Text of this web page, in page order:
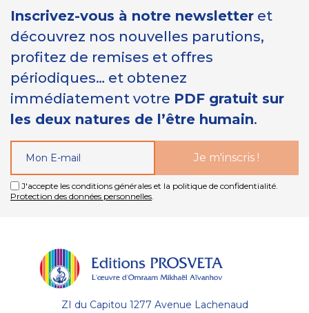
Inscrivez-vous à notre newsletter et
découvrez nos nouvelles parutions,
profitez de remises et offres
périodiques… et obtenez
immédiatement votre PDF gratuit sur
les deux natures de l’être humain.
J'accepte les conditions générales et la politique de confidentialité.
Protection des données personnelles
ZI du Capitou 1277 Avenue Lachenaud